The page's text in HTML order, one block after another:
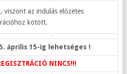
viszont az indulás előzetes
kötött.
április 15-ig lehetséges !
NINCS!!!